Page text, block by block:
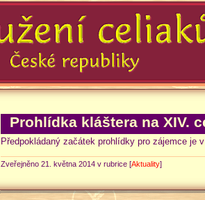
Prohlídka kláštera na XIV.
Předpokládaný začátek prohlídky pro zájemce je
Zveřejněno 21. května 2014 v rubrice [Aktuality]